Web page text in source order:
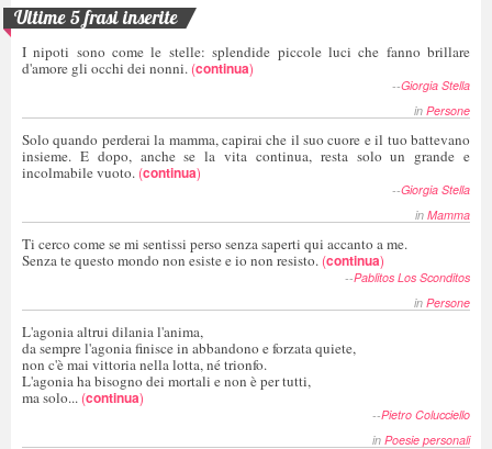
Ultime 5 frasi inserite
I nipoti sono come le stelle: splendide piccole luci che fanno brillare
d'amore gli occhi dei nonni. (continua)
--Giorgia Stella
in Persone
Solo quando perderai la mamma, capirai che il suo cuore e il tuo battevano
insieme. E dopo, anche se la vita continua, resta solo un grande e
incolmabile vuoto. (continua)
--Giorgia Stella
in Mamma
Ti cerco come se mi sentissi perso senza saperti qui accanto a me.
Senza te questo mondo non esiste e io non resisto. (continua)
--Pablitos Los Sconditos
in Persone
L'agonia altrui dilania l'anima,
da sempre l'agonia finisce in abbandono e forzata quiete,
non c'è mai vittoria nella lotta, né trionfo.
L'agonia ha bisogno dei mortali e non è per tutti,
ma solo... (continua)
--Pietro Colucciello
in Poesie personali